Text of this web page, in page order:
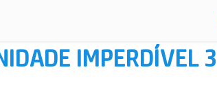
IMPERDÍVEL